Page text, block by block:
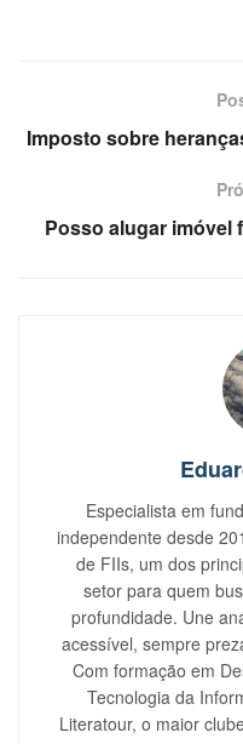
Imposto sobre
Posso alugar imóvel
Especialista em
independente desde
de FIIs, um dos
setor para quem
profundidade. Une
acessível, sempre
Com formação em
Tecnologia da
Literatour, o maior